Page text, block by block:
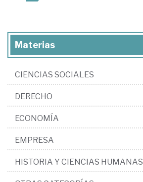
Materias
CIENCIAS SOCIALES
DERECHO
ECONOMÍA
EMPRESA
HISTORIA Y CIENCIAS HUMANAS